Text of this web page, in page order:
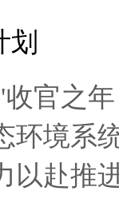
划
收官之
环境系
以赴推